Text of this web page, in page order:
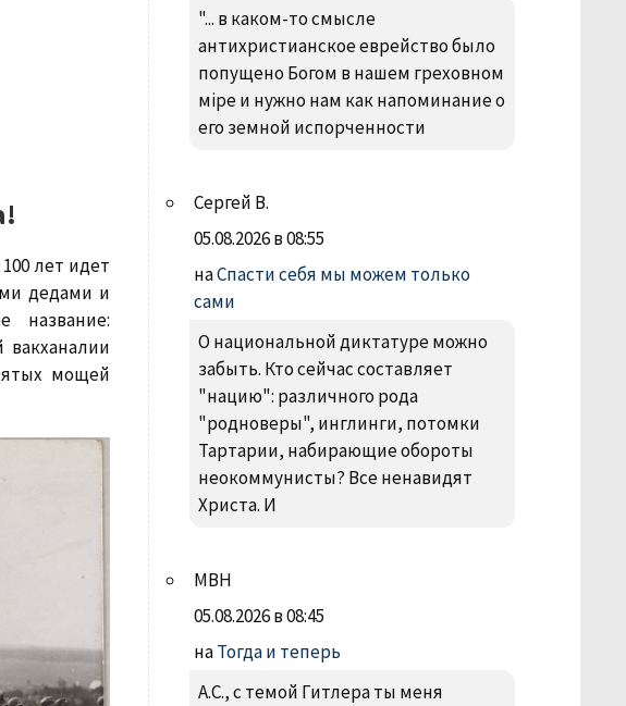
лет идет
дедами и
название:
мощей
"... в каком-то смысле
антихристианское еврейство было
попущено Богом в нашем греховном
міре и нужно нам как напоминание о
его земной испорченности
Сергей В.
05.08.2026 в 08:55
наСпасти себя мы можем только
сами
О национальной диктатуре можно
забыть. Кто сейчас составляет
"нацию": различного рода
"родноверы", инглинги, потомки
Тартарии, набирающие обороты
неокоммунисты? Все ненавидят
Христа. И
МВН
05.08.2026 в 08:45
наТогда и теперь
А.С., с темой Гитлера ты меня